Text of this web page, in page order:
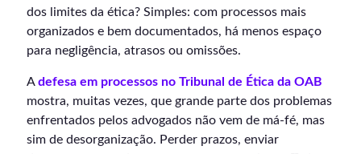
dos limites da ética? Simples: com processos mais
organizados e bem documentados, há menos espaço
para negligência, atrasos ou omissões.
Adefesa em processos no Tribunal de Ética da OAB
mostra, muitas vezes, que grande parte dos problemas
enfrentados pelos advogados não vem de má-fé, mas
sim de desorganização. Perder prazos, enviar